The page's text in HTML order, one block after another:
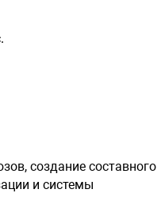
отчетов
«Время
создание составного
и системы